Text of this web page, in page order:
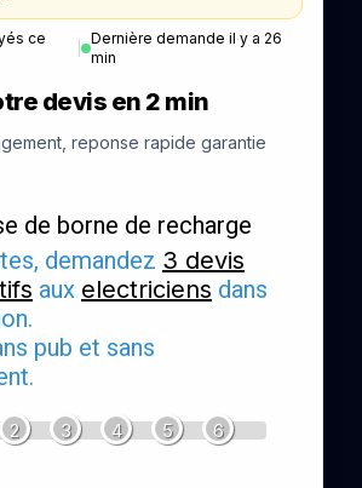
ce
|
Dernière demande il y a 26
min
devis en 2 min
reponse rapide garantie
de borne de recharge
demandez 3 devis
aux electriciens dans
pub et sans
2 3 4 5 6